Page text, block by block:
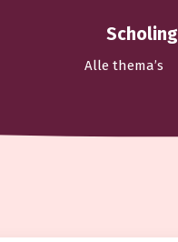
Scholing
Alle thema’s